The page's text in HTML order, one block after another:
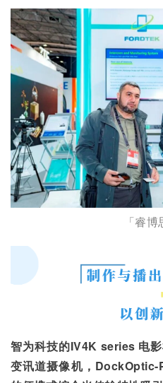
「睿博
智为科技的IV4K series 电
变讯道摄像机，DockOptic-